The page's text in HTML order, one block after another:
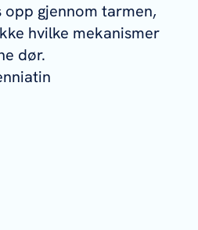
gjennom tarmen,
hvilke mekanismer
dør.